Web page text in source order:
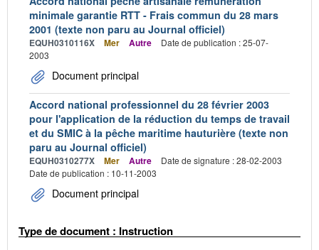
minimale garantie RTT - Frais commun du 28 mars
2001 (texte non paru au Journal officiel)
EQUH0310116X Mer Autre
Date de publication : 25-07-
2003
Document principal
Accord national professionnel du 28 février 2003
pour l'application de la réduction du temps de travail
et du SMIC à la pêche maritime hauturière (texte non
paru au Journal officiel)
EQUH0310277X Mer Autre
Date de signature : 28-02-2003
Date de publication : 10-11-2003
Document principal
Type de document : Instruction